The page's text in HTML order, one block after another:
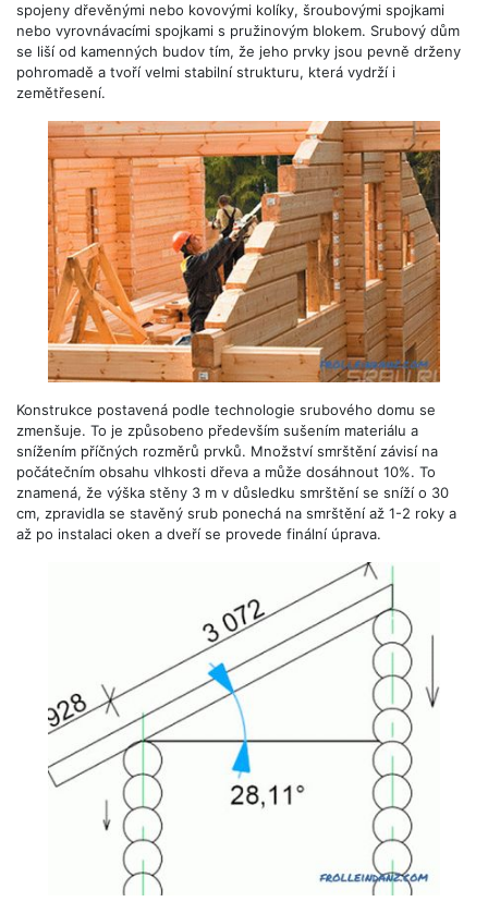
spojeny dřevěnými nebo kovovými kolíky, šroubovými spojkami
nebo vyrovnávacími spojkami s pružinovým blokem. Srubový dům
se liší od kamenných budov tím, že jeho prvky jsou pevně drženy
pohromadě a tvoří velmi stabilní strukturu, která vydrží i
zemětřesení.
Konstrukce postavená podle technologie srubového domu se
zmenšuje. To je způsobeno především sušením materiálu a
snížením příčných rozměrů prvků. Množství smrštění závisí na
počátečním obsahu vlhkosti dřeva a může dosáhnout 10%. To
znamená, že výška stěny 3 m v důsledku smrštění se sníží o 30
cm, zpravidla se stavěný srub ponechá na smrštění až 1-2 roky a
až po instalaci oken a dveří se provede finální úprava.